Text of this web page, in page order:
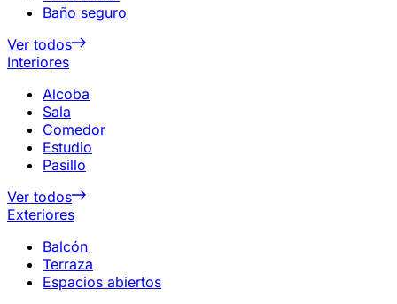
Baño seguro
Ver todos
Interiores
Alcoba
Sala
Comedor
Estudio
Pasillo
Ver todos
Exteriores
Balcón
Terraza
Espacios abiertos